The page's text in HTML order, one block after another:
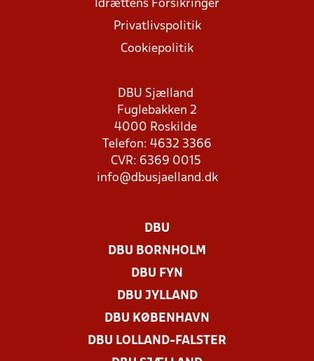
Idrættens Forsikringer
Privatlivspolitik
Cookiepolitik
DBU Sjælland
Fuglebakken 2
4000 Roskilde
Telefon: 4632 3366
CVR: 6369 0015
info@dbusjaelland.dk
DBU
DBU BORNHOLM
DBU FYN
DBU JYLLAND
DBU KØBENHAVN
DBU LOLLAND-FALSTER